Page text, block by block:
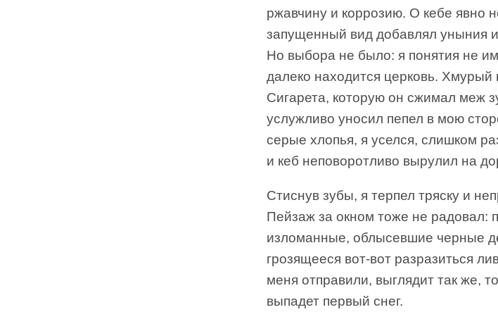
ржавчину и коррозию. О кебе явно
запущенный вид добавлял уныния
Но выбора не было: я понятия не
далеко находится церковь.
Сигарета, которую он сжимал меж
услужливо уносил пепел в мою
серые хлопья, я уселся, слишком
и кеб неповоротливо вырулил на
Стиснув зубы, я терпел тряску и
Пейзаж за окном тоже не радовал:
изломанные, облысевшие черные
грозящееся вот-вот разразиться
меня отправили, выглядит так же,
выпадет первый снег.